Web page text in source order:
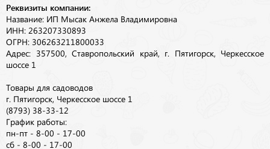
Реквизиты компании:
Название: ИП Мысак Анжела Владимировна
ИНН: 263207330893
ОГРН: 306263211800033
Адрес: 357500, Ставропольский край, г. Пятигорск, Черкесское
шоссе 1
Товары для садоводов
г. Пятигорск, Черкесское шоссе 1
(8793) 38-33-12
График работы:
пн-пт - 8-00 - 17-00
сб - 8-00 - 17-00